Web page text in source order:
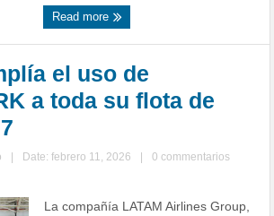
Read more
el uso de
a toda su flota de
Date: febrero 11, 2026
0 commentarios
La compañía LATAM Airlines Group,